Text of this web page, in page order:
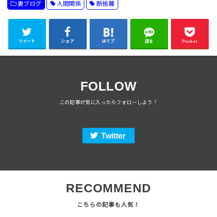
妻ブログ 人間関係 断捨離
ツイート シェア はてブ 送る Pocket
FOLLOW
Twitter
RECOMMEND